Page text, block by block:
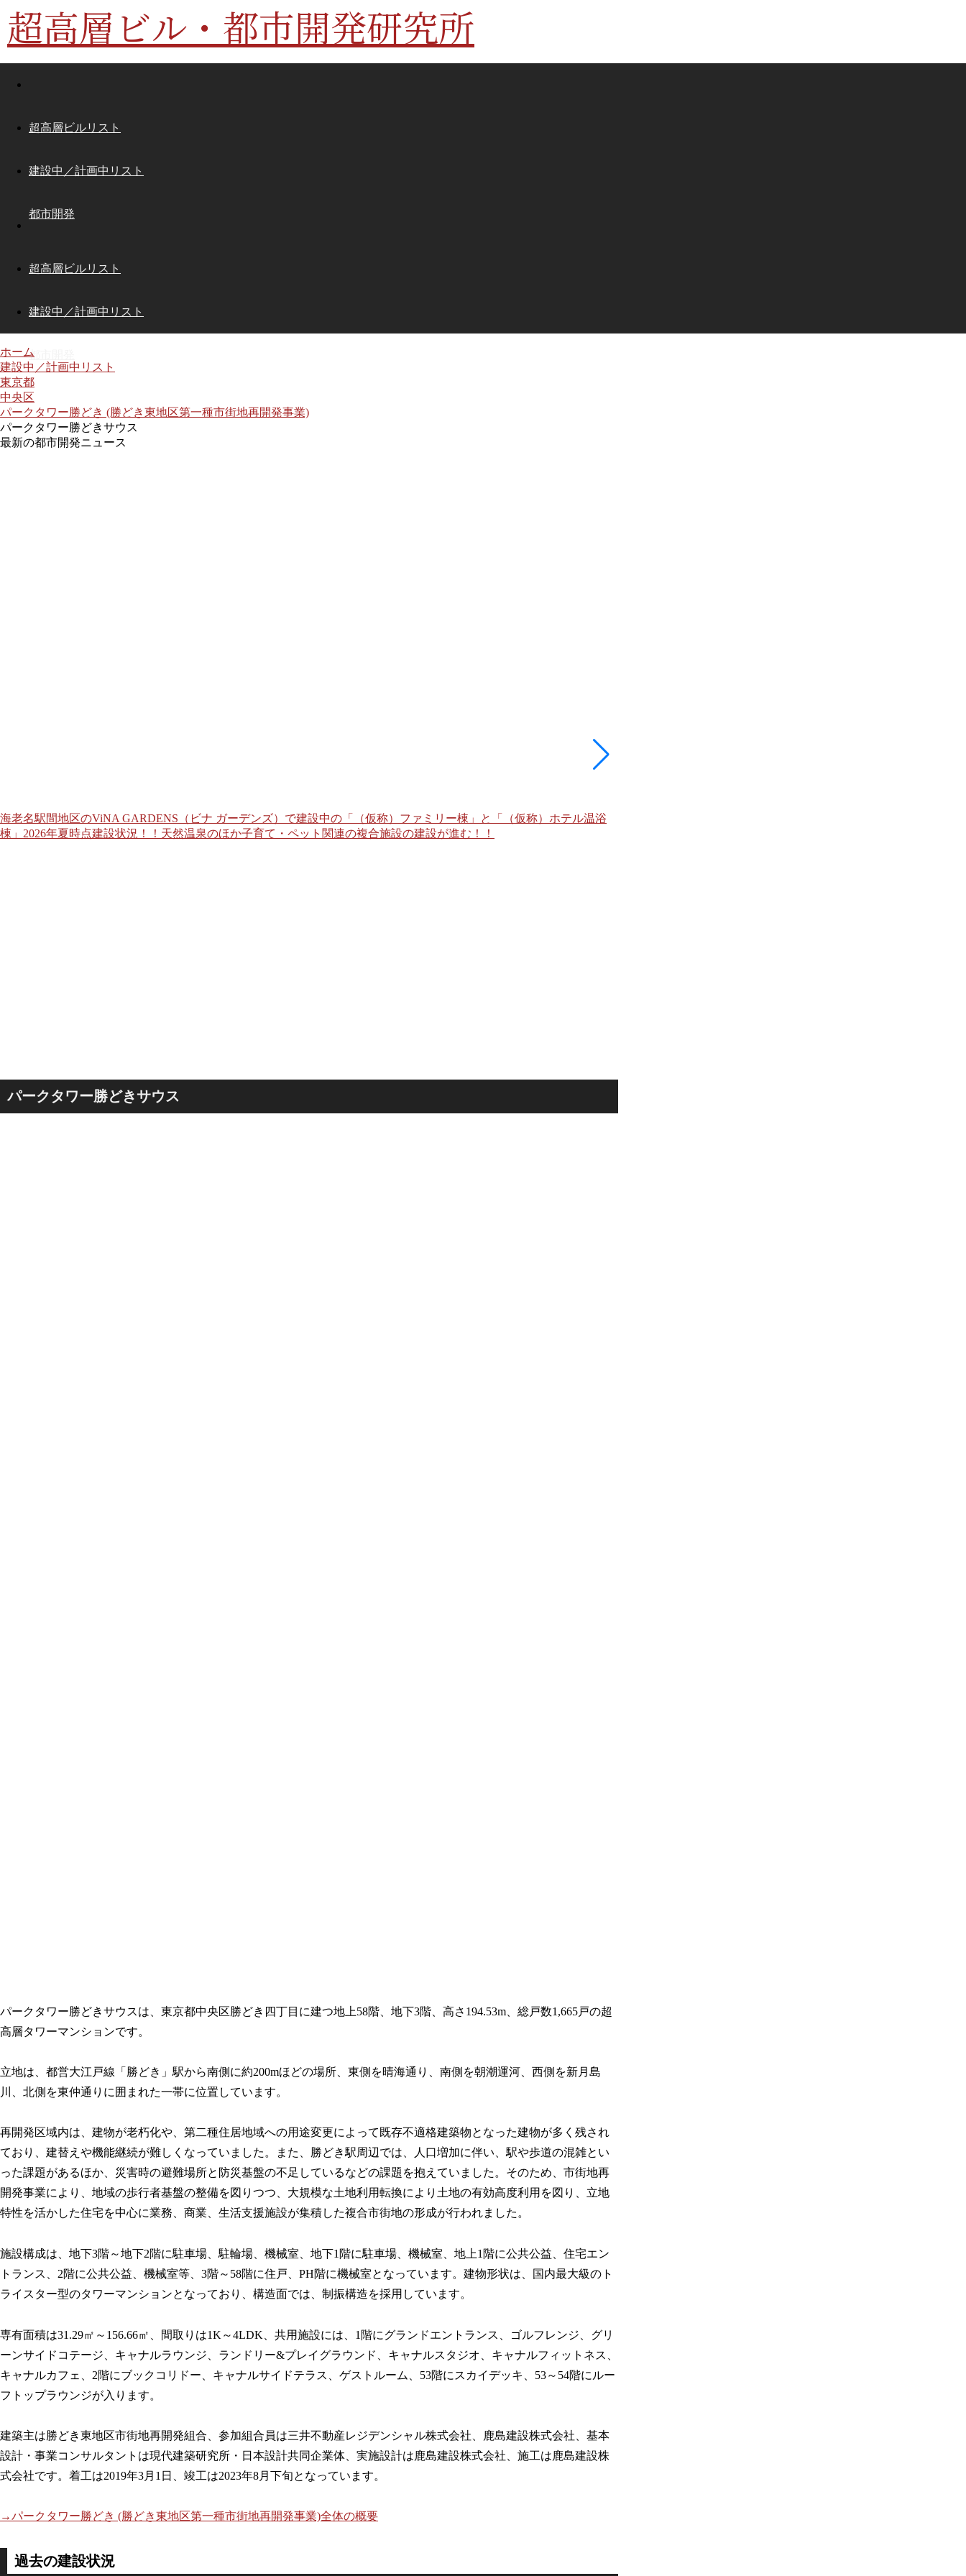
超高層ビル・都市開発研究所
超高層ビルリスト
建設中／計画中リスト
都市開発
超高層ビルリスト
建設中／計画中リスト
都市開発
ホーム
建設中／計画中リスト
東京都
中央区
パークタワー勝どき (勝どき東地区第一種市街地再開発事業)
パークタワー勝どきサウス
最新の都市開発ニュース
海老名駅間地区のViNA GARDENS（ビナ ガーデンズ）で建設中の「（仮称）ファミリー棟」と「（仮称）ホテル温浴
棟」2026年夏時点建設状況！！天然温泉のほか子育て・ペット関連の複合施設の建設が進む！！
パークタワー勝どきサウス
パークタワー勝どきサウスは、東京都中央区勝どき四丁目に建つ地上58階、地下3階、高さ194.53m、総戸数1,665戸の超
高層タワーマンションです。
立地は、都営大江戸線「勝どき」駅から南側に約200mほどの場所、東側を晴海通り、南側を朝潮運河、西側を新月島
川、北側を東仲通りに囲まれた一帯に位置しています。
再開発区域内は、建物が老朽化や、第二種住居地域への用途変更によって既存不適格建築物となった建物が多く残され
ており、建替えや機能継続が難しくなっていました。また、勝どき駅周辺では、人口増加に伴い、駅や歩道の混雑とい
った課題があるほか、災害時の避難場所と防災基盤の不足しているなどの課題を抱えていました。そのため、市街地再
開発事業により、地域の歩行者基盤の整備を図りつつ、大規模な土地利用転換により土地の有効高度利用を図り、立地
特性を活かした住宅を中心に業務、商業、生活支援施設が集積した複合市街地の形成が行われました。
施設構成は、地下3階～地下2階に駐車場、駐輪場、機械室、地下1階に駐車場、機械室、地上1階に公共公益、住宅エン
トランス、2階に公共公益、機械室等、3階～58階に住戸、PH階に機械室となっています。建物形状は、国内最大級のト
ライスター型のタワーマンションとなっており、構造面では、制振構造を採用しています。
専有面積は31.29㎡～156.66㎡、間取りは1K～4LDK、共用施設には、1階にグランドエントランス、ゴルフレンジ、グリ
ーンサイドコテージ、キャナルラウンジ、ランドリー&プレイグラウンド、キャナルスタジオ、キャナルフィットネス、
キャナルカフェ、2階にブックコリドー、キャナルサイドテラス、ゲストルーム、53階にスカイデッキ、53～54階にルー
フトップラウンジが入ります。
建築主は勝どき東地区市街地再開発組合、参加組合員は三井不動産レジデンシャル株式会社、鹿島建設株式会社、基本
設計・事業コンサルタントは現代建築研究所・日本設計共同企業体、実施設計は鹿島建設株式会社、施工は鹿島建設株
式会社です。着工は2019年3月1日、竣工は2023年8月下旬となっています。
→パークタワー勝どき (勝どき東地区第一種市街地再開発事業)全体の概要
過去の建設状況